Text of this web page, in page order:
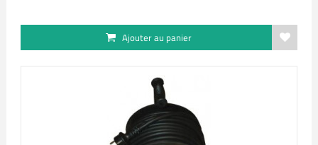
Ajouter au panier